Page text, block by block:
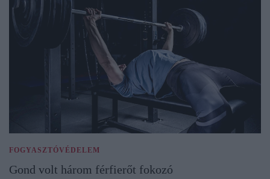
FOGYASZTÓVÉDELEM
Gond volt három férfierőt fokozó